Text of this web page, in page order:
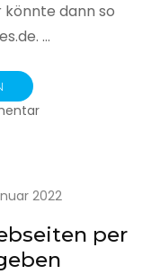
dann so
…
zu
(UPN)
im
Active
Directory
2022
per